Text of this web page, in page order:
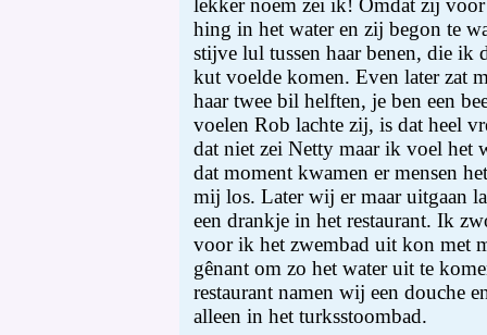
lekker noem zei ik! Omdat zij
hing in het water en zij begon te
stijve lul tussen haar benen, die ik
kut voelde komen. Even later zat
haar twee bil helften, je ben een
voelen Rob lachte zij, is dat heel
dat niet zei Netty maar ik voel het
dat moment kwamen er mensen
mij los. Later wij er maar uitgaan
een drankje in het restaurant. Ik
voor ik het zwembad uit kon met
gênant om zo het water uit te
restaurant namen wij een douche
alleen in het turksstoombad.